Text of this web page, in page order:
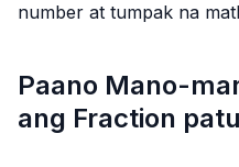
number at tumpak na
Paano Mano-
ang Fraction